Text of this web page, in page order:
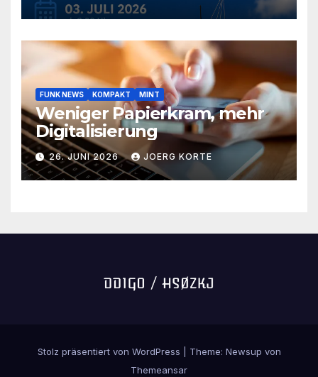
FUNK NEWS KOMPAKT MINT
Weniger Papierkram, mehr
Digitalisierung
26. JUNI 2026 JOERG KORTE
Stolz präsentiert von WordPress Theme: Newsup von
Themeansar